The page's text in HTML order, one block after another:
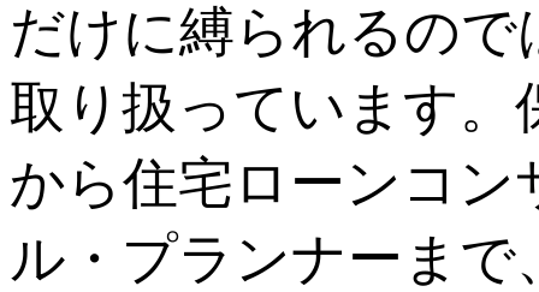
だけに縛られるの
取り扱っています
から住宅ローンコ
ル・プランナーまで